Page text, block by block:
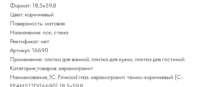
Формат: 18,5x59,8
Цвет: коричневый
Поверхность: матовая
Назначение: пол, стена
Ректификат: нет
Артикул: 16690
Применение: плитка для ванной, плитка для кухни, плитка для гостиной
Категория_товаров: керамогранит
Наименование_1С: Finwood глаз. керамогранит темно-коричневый (C-